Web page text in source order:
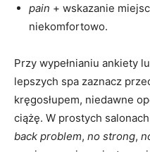
pain + wskazanie
niekomfortowo.
Przy wypełnianiu ankiety
lepszych spa zaznacz
kręgosłupem, niedawne
ciążę. W prostych
back problem, no strong,